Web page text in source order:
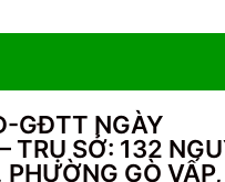
GĐTT NGÀY
SỞ: 132
GÒ